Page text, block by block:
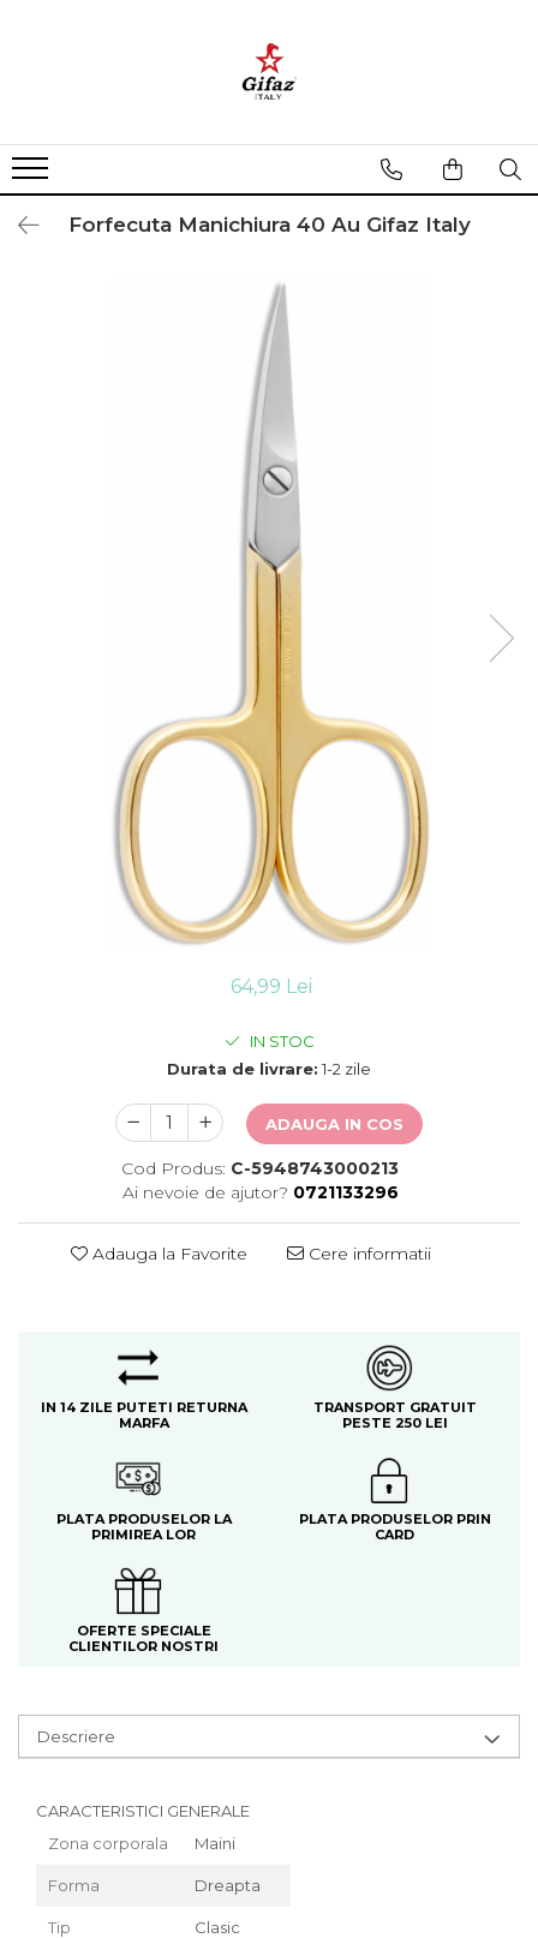
Tipuri de Forfecute
Forfecuta Cuticule
Trusa Manichiura Pedichiura
Unghiera Manichiura Pedichiura
Cleste Manichiura Pedichiura
Accesorii Cosmetice Calcai
Forfecuta Manichiura 40 Au Gifaz Italy
64,99 Lei
IN STOC
Durata de livrare: 1-2 zile
ADAUGA IN COS
Cod Produs: C-5948743000213
Ai nevoie de ajutor? 0721133296
Adauga la Favorite Cere informatii
IN 14 ZILE PUTETI RETURNA
MARFA
TRANSPORT GRATUIT
PESTE 250 LEI
PLATA PRODUSELOR LA
PRIMIREA LOR
PLATA PRODUSELOR PRIN
CARD
OFERTE SPECIALE
CLIENTILOR NOSTRI
Descriere
CARACTERISTICI GENERALE
Zona corporala
Maini
Forma Dreapta
Tip Clasic